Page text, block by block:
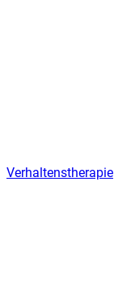
Verhaltenstherapie